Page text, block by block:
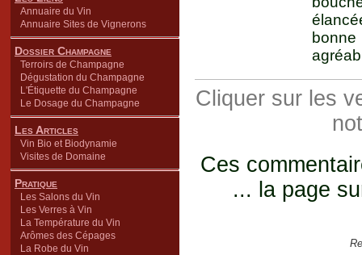
Annuaire du Vin
Annuaire Sites de Vignerons
Dossier Champagne
Terroirs de Champagne
Dégustation du Champagne
L'Étiquette du Champagne
Le Dosage du Champagne
Les Articles
Vin Bio et Biodynamie
Visites de Domaine
Pratique
Les Salons du Vin
Les Verres à Vin
La Température du Vin
Arômes des Cépages
La Robe du Vin
Cliquer sur les
Ces
... la page